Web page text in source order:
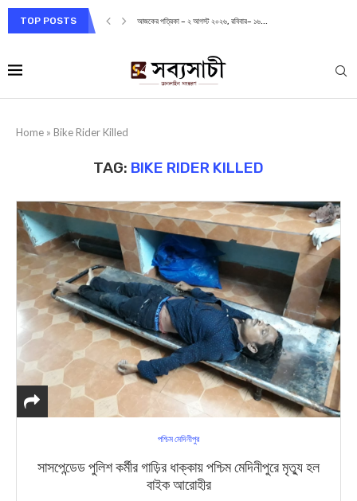
TOP POSTS আজকের পত্রিকা – ২ আগস্ট ২০২৬, রবিবার– ১৬...
Home » Bike Rider Killed
TAG: BIKE RIDER KILLED
পশ্চিম মেদিনীপুর
সাসপেন্ডেড পুলিশ কর্মীর গাড়ির ধাক্কায় পশ্চিম মেদিনীপুরে মৃত্যু হল
বাইক আরোহীর